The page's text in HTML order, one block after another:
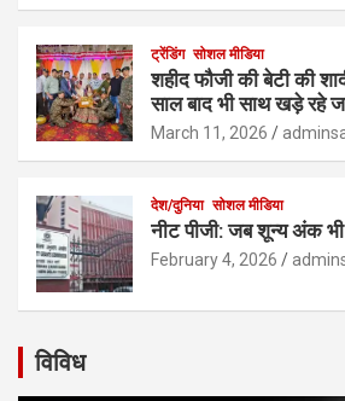
ट्रेंडिंग सोशल मीडिया
शहीद फौजी की बेटी की
साल बाद भी साथ खड़े रहे
March 11, 2026
देश/दुनिया सोशल मीडिया
नीट पीजी: जब शून्य अंक भी
February 4, 2026
विविध